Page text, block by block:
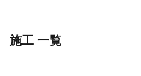
施工 一覧